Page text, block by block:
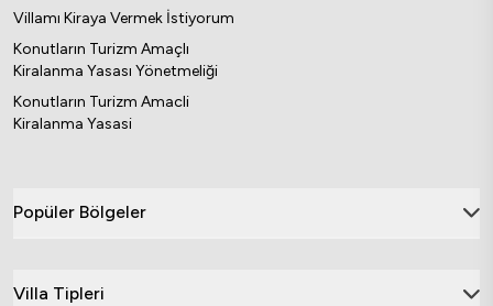
Villamı Kiraya Vermek İstiyorum
Konutların Turizm Amaçlı
Kiralanma Yasası Yönetmeliği
Konutların Turizm Amacli
Kiralanma Yasasi
Popüler Bölgeler
Villa Tipleri